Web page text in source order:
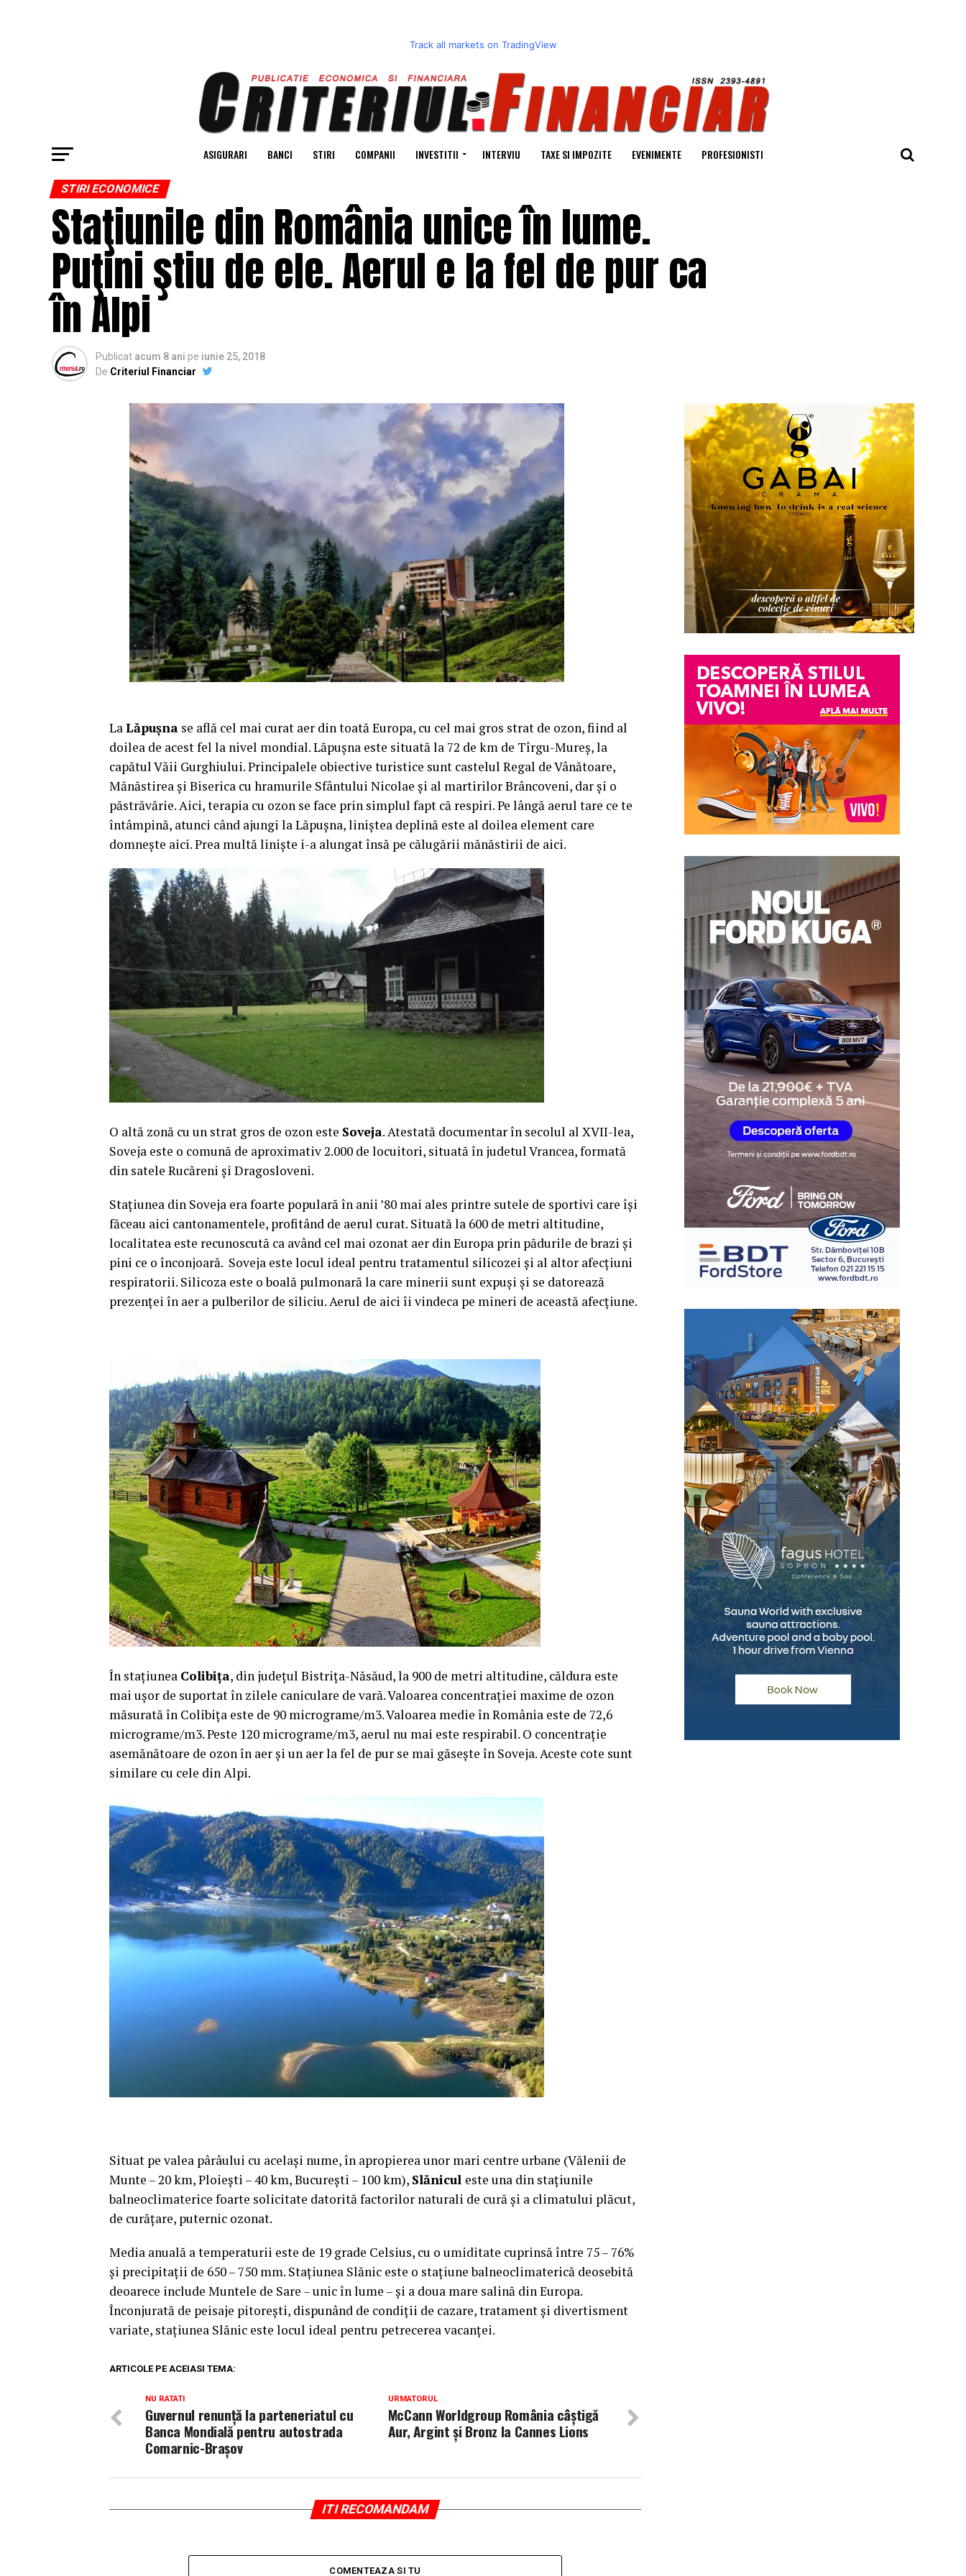
Track all markets on TradingView
ASIGURARI BANCI STIRI COMPANII INVESTITII INTERVIU TAXE SI IMPOZITE EVENIMENTE PROFESIONISTI
STIRI ECONOMICE
Staţiunile din România unice în lume.
Puţini ştiu de ele. Aerul e la fel de pur ca
în Alpi
Publicat acum 8 ani pe iunie 25, 2018
De Criteriul Financiar
LaLăpuşna se află cel mai curat aer din toată Europa, cu cel mai gros strat de ozon, fiind al
doilea de acest fel la nivel mondial. Lăpuşna este situată la 72 de km de Tîrgu-Mureş, la
capătul Văii Gurghiului. Principalele obiective turistice sunt castelul Regal de Vânătoare,
Mănăstirea şi Biserica cu hramurile Sfântului Nicolae şi al martirilor Brâncoveni, dar şi o
păstrăvărie. Aici, terapia cu ozon se face prin simplul fapt că respiri.Pe lângă aerul tare ce te
întâmpină, atunci când ajungi la Lăpuşna, liniştea deplină este al doilea element care
domneşte aici. Prea multă linişte i-a alungat însă pe călugării mănăstirii de aici.
O altă zonă cu un strat gros de ozon este Soveja. Atestată documentar în secolul al XVII-lea,
Soveja este o comună de aproximativ 2.000 de locuitori, situată în judetul Vrancea, formată
din satele Rucăreni şi Dragosloveni.
Staţiunea din Soveja era foarte populară în anii ’80 mai ales printre sutele de sportivi care îşi
făceau aici cantonamentele, profitând de aerul curat. Situată la 600 de metri altitudine,
localitatea este recunoscută ca având cel mai ozonat aer din Europa prin pădurile de brazi şi
pini ce o înconjoară. Soveja este locul ideal pentru tratamentul silicozei şi al altor afecţiuni
respiratorii. Silicoza este o boală pulmonară la care minerii sunt expuşi şi se datorează
prezenţei în aer a pulberilor de siliciu. Aerul de aici îi vindeca pe mineri de această afecţiune.
În staţiunea Colibiţa, din judeţul Bistriţa-Năsăud, la 900 de metri altitudine, căldura este
mai uşor de suportat în zilele caniculare de vară. Valoarea concentraţiei maxime de ozon
măsurată în Colibiţa este de 90 micrograme/m3. Valoarea medie în România este de 72,6
micrograme/m3. Peste 120 micrograme/m3, aerul nu mai este respirabil. O concentraţie
asemănătoare de ozon în aer şi un aer la fel de pur se mai găseşte în Soveja. Aceste cote sunt
similare cu cele din Alpi.
Situat pe valea pârâului cu acelaşi nume, în apropierea unor mari centre urbane (Vălenii de
Munte – 20 km, Ploieşti – 40 km, Bucureşti – 100 km), Slănicul este una din staţiunile
balneoclimaterice foarte solicitate datorită factorilor naturali de cură şi a climatului plăcut,
de curăţare, puternic ozonat.
Media anuală a temperaturii este de 19 grade Celsius, cu o umiditate cuprinsă între 75 – 76%
şi precipitaţii de 650 – 750 mm. Staţiunea Slănic este o staţiune balneoclimaterică deosebită
deoarece include Muntele de Sare – unic în lume – şi a doua mare salină din Europa.
Înconjurată de peisaje pitoreşti, dispunând de condiţii de cazare, tratament şi divertisment
variate, staţiunea Slănic este locul ideal pentru petrecerea vacanţei.
ARTICOLE PE ACEIASI TEMA:
URMATORUL
McCann Worldgroup România câștigă
Aur, Argint și Bronz la Cannes Lions
NU RATATI
Guvernul renunță la parteneriatul cu
Banca Mondială pentru autostrada
Comarnic-Brașov
ITI RECOMANDAM
COMENTEAZA SI TU